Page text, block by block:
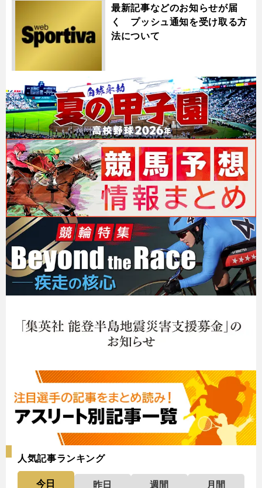
最新記事などのお知らせが届
く プッシュ通知を受け取る方
法について
人気記事ランキング
今日 昨日 週間 月間